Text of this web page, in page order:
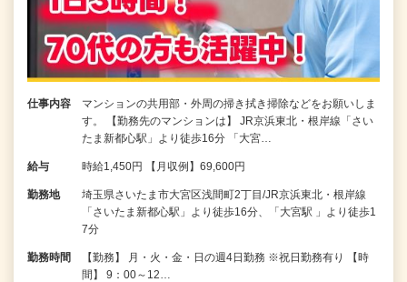
仕事内容
マンションの共用部・外周の掃き拭き掃除などをお願いしま
す。 【勤務先のマンションは】 JR京浜東北・根岸線「さい
たま新都心駅」より徒歩16分 「大宮…
給与 時給1,450円 【月収例】69,600円
勤務地
埼玉県さいたま市大宮区浅間町2丁目/JR京浜東北・根岸線
「さいたま新都心駅」より徒歩16分、「大宮駅 」より徒歩1
7分
勤務時間
【勤務】 月・火・金・日の週4日勤務 ※祝日勤務有り 【時
間】 9：00～12…